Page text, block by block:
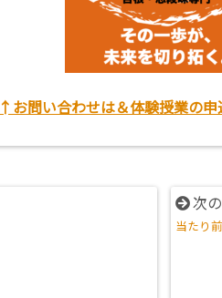
↑お問い合わせは＆体験授業の
次
当たり